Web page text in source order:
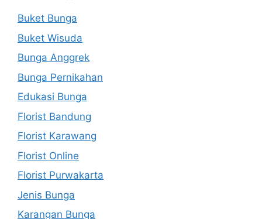
Buket Bunga
Buket Wisuda
Bunga Anggrek
Bunga Pernikahan
Edukasi Bunga
Florist Bandung
Florist Karawang
Florist Online
Florist Purwakarta
Jenis Bunga
Karangan Bunga